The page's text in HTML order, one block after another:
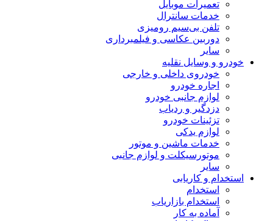
تعمیرات موبایل
خدمات سانترال
تلفن بی‌سیم رومیزی
دوربین عکاسی و فیلمبرداری
سایر
خودرو و وسایل نقلیه
خودروی داخلی و خارجی
اجاره خودرو
لوازم جانبی خودرو
دزدگیر و ردیاب
تزئینات خودرو
لوازم یدکی
خدمات ماشین و موتور
موتورسیکلت و لوازم جانبی
سایر
استخدام و کاریابی
استخدام
استخدام بازاریاب
آماده به کار